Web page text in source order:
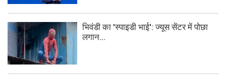
भिवंडी का 'स्पाइडी भाई': ज्यूस सेंटर में पोछा
लगान...